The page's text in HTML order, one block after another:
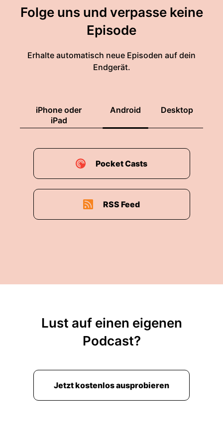
Folge uns und verpasse keine
Episode
Erhalte automatisch neue Episoden auf dein
Endgerät.
iPhone oder
iPad
Android Desktop
Pocket Casts
RSS Feed
Lust auf einen eigenen
Podcast?
Jetzt kostenlos ausprobieren